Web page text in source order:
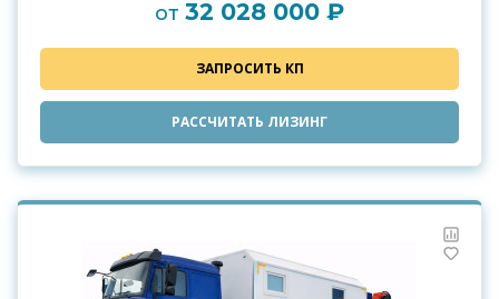
от 32 028 000 ₽
ЗАПРОСИТЬ КП
РАССЧИТАТЬ ЛИЗИНГ